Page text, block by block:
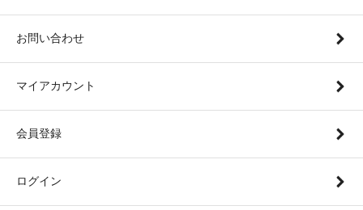
お問い合わせ
マイアカウント
会員登録
ログイン